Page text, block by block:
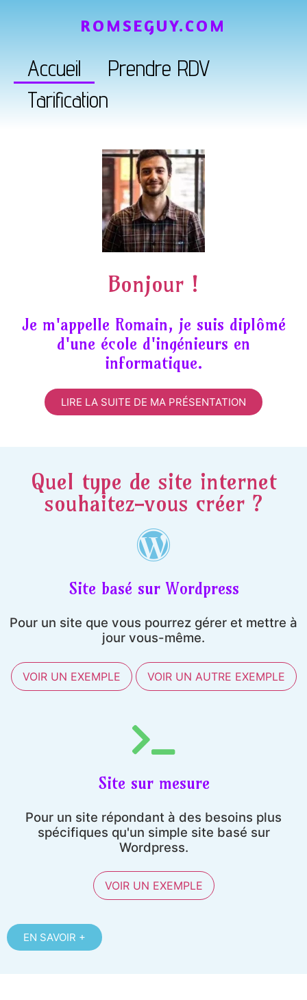
Accueil
Prendre RDV
Tarification
ROMSEGUY.COM
Bonjour !
Je m'appelle Romain, je suis diplômé
d'une école d'ingénieurs en
informatique.
LIRE LA SUITE DE MA PRÉSENTATION
Quel type de site internet
souhaitez-vous créer ?
Site basé sur Wordpress
Pour un site que vous pourrez gérer et mettre à
jour vous-même.
VOIR UN EXEMPLE VOIR UN AUTRE EXEMPLE
Site sur mesure
Pour un site répondant à des besoins plus
spécifiques qu'un simple site basé sur
Wordpress.
VOIR UN EXEMPLE
EN SAVOIR +